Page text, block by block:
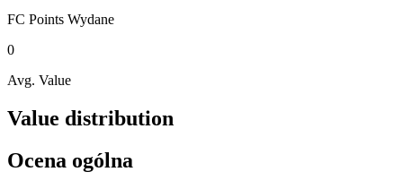
FC Points Wydane
0
Avg. Value
Value distribution
Ocena ogólna